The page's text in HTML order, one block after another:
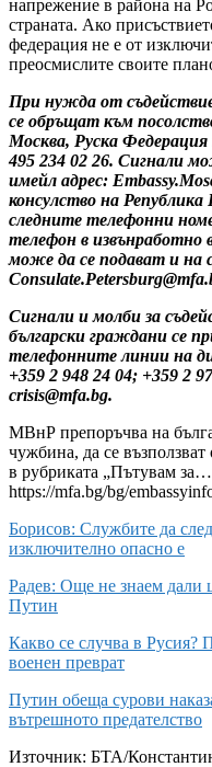
напрежение в района на
страната. Ако
федерация не е от
преосмислите своите
При нужда от
се обръщат към
Москва, Руска
495 234 02 26. Сигнали
имейл адрес:
консулство на
следните телефонни
телефон в извънработно
може да се подават и на
Сигнали и молби за
български граждани се
телефонните линии на
+359 2 948 24 04; +359 2
crisis@mfa.bg.
МВнР препоръчва на
чужбина, да се възползват
в рубриката „Пътувам
https://mfa.bg/bg/
Борисов: Службите да
изключително опасно е
Радев: Още не знаем дали
Путин
Какво се случва в Русия?
военен преврат
Путин обеща сурови
вътрешното предателство
Източник: БТА/